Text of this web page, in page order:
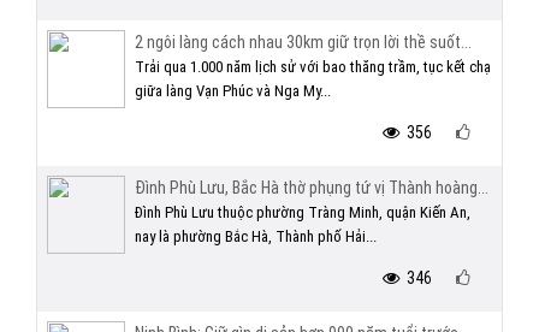
2 ngôi làng cách nhau 30km giữ trọn lời thề suốt...
Trải qua 1.000 năm lịch sử với bao thăng trầm, tục kết chạ
giữa làng Vạn Phúc và Nga My...
356
Đình Phù Lưu, Bắc Hà thờ phụng tứ vị Thành hoàng...
Đình Phù Lưu thuộc phường Tràng Minh, quận Kiến An,
nay là phường Bắc Hà, Thành phố Hải...
346